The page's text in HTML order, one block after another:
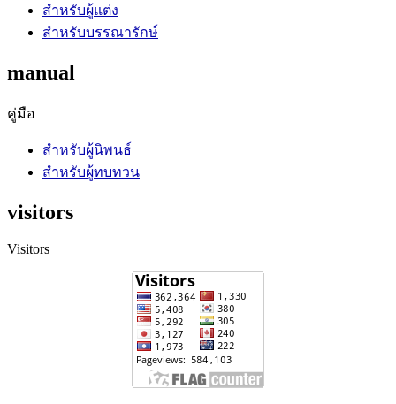
สำหรับผู้แต่ง
สำหรับบรรณารักษ์
manual
คู่มือ
สำหรับผู้นิพนธ์
สำหรับผู้ทบทวน
visitors
Visitors